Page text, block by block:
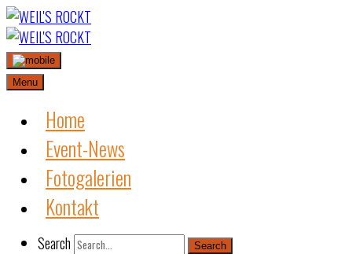
Skip
to
content
Menu
Home
Event-News
Fotogalerien
Kontakt
Search Search